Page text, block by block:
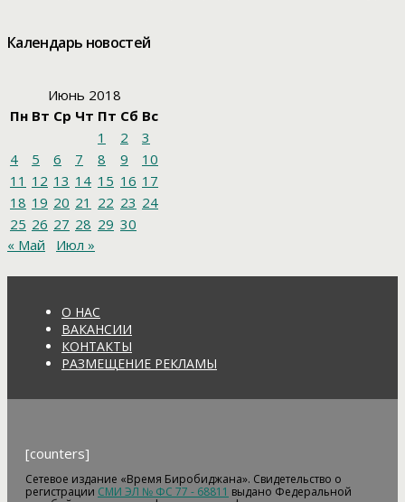
Календарь новостей
Июнь 2018
Пн Вт Ср Чт Пт Сб Вс
1
2
3
4
5 6 7 8 9
10
11 12 13 14 15 16 17
18 19 20 21 22 23 24
25 26 27 28 29 30
« Май
Июл »
О НАС
ВАКАНСИИ
КОНТАКТЫ
РАЗМЕЩЕНИЕ РЕКЛАМЫ
[counters]
Сетевое издание «Время Биробиджана». Свидетельство о
регистрации СМИ ЭЛ № ФС 77 - 68811 выдано Федеральной